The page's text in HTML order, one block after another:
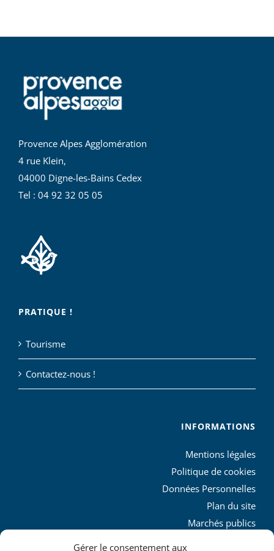
Gérer le consentement aux
Provence Alpes Agglomération
4 rue Klein,
04000 Digne-les-Bains Cedex
Tel : 04 92 32 05 05
PRATIQUE !
Tourisme
Contactez-nous !
INFORMATIONS
Mentions légales
Politique de cookies
Données Personnelles
Plan du site
Marchés publics